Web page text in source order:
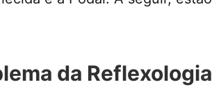
da Reflexologia